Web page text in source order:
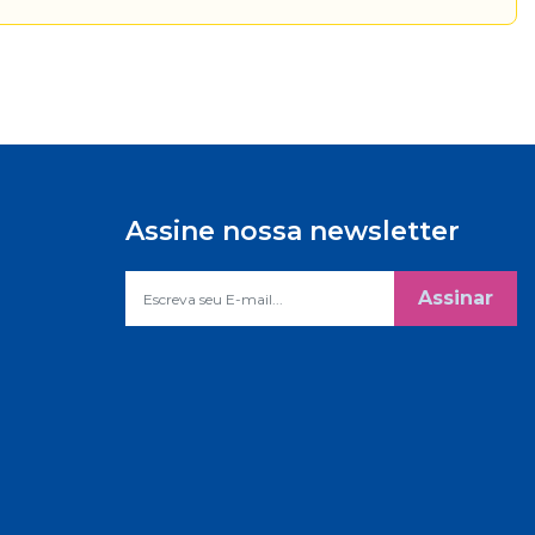
Assine nossa newsletter
Assinar